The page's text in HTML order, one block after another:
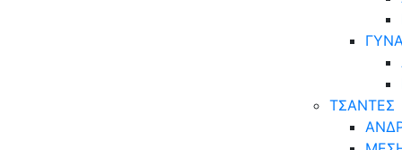
ΤΣΑΝΤΕΣ